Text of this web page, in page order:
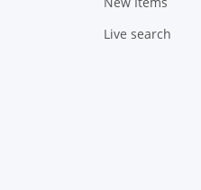
Live search